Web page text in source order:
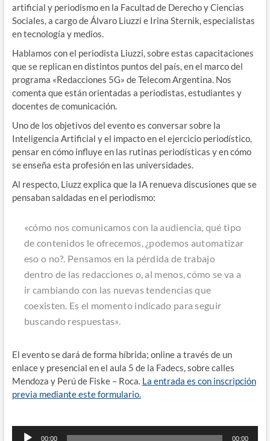
artificial y periodismo en la Facultad de Derecho y Ciencias
Sociales, a cargo de Álvaro Liuzzi e Irina Sternik, especialistas
en tecnología y medios.
Hablamos con el periodista Liuzzi, sobre estas capacitaciones
que se replican en distintos puntos del país, en el marco del
programa «Redacciones 5G» de Telecom Argentina. Nos
comenta que están orientadas a periodistas, estudiantes y
docentes de comunicación.
Uno de los objetivos del evento es conversar sobre la
Inteligencia Artificial y el impacto en el ejercicio periodístico,
pensar en cómo influye en las rutinas periodísticas y en cómo
se enseña esta profesión en las universidades.
Al respecto, Liuzz explica que la IA renueva discusiones que se
pensaban saldadas en el periodismo:
«cómo nos comunicamos con la audiencia, qué tipo
de contenidos le ofrecemos, ¿podemos automatizar
eso o no?. Pensamos en la pérdida de trabajo
dentro de las redacciones o, al menos, cómo se va a
ir cambiando con las nuevas tendencias que
coexisten. Es el momento indicado para seguir
buscando respuestas».
El evento se dará de forma híbrida; online a través de un
enlace y presencial en el aula 5 de la Fadecs, sobre calles
Mendoza y Perú de Fiske – Roca. La entrada es con inscripción
previa mediante este formulario.
Reproductor
00:00 00:00